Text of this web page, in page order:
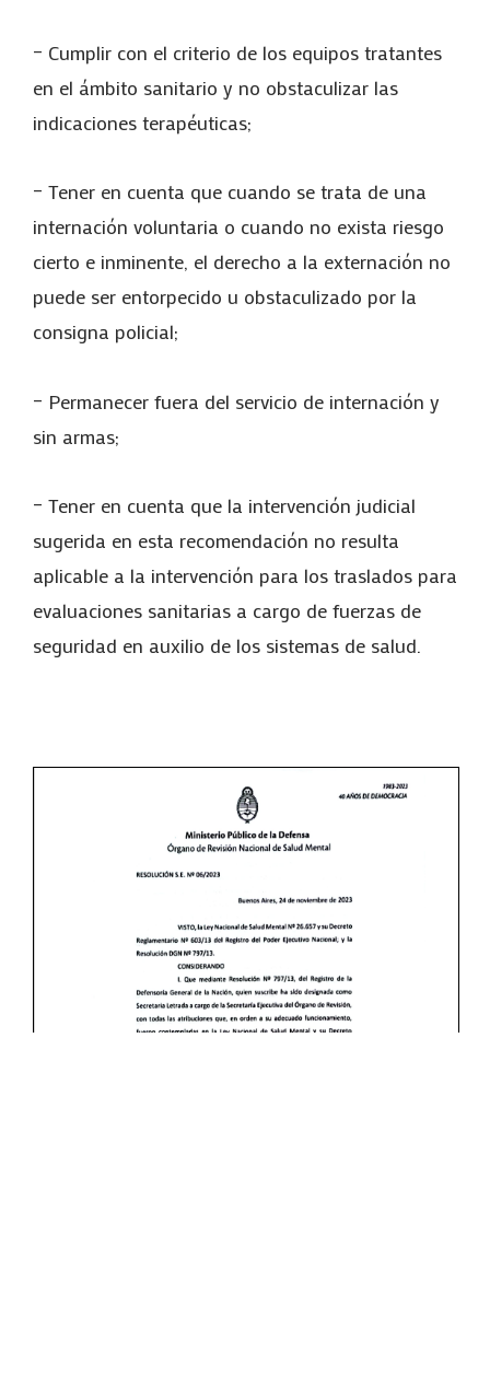
– Cumplir con el criterio de los equipos tratantes
en el ámbito sanitario y no obstaculizar las
indicaciones terapéuticas;
– Tener en cuenta que cuando se trata de una
internación voluntaria o cuando no exista riesgo
cierto e inminente, el derecho a la externación no
puede ser entorpecido u obstaculizado por la
consigna policial;
– Permanecer fuera del servicio de internación y
sin armas;
– Tener en cuenta que la intervención judicial
sugerida en esta recomendación no resulta
aplicable a la intervención para los traslados para
evaluaciones sanitarias a cargo de fuerzas de
seguridad en auxilio de los sistemas de salud.